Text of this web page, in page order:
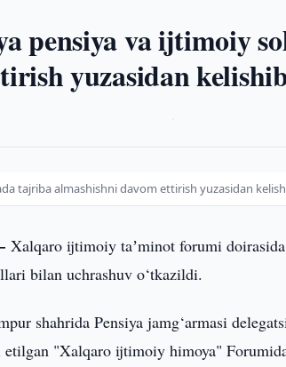
pensiya va ijtimoiy
yuzasidan
tajriba almashishni davom ettirish yuzasidan
Xalqaro ijtimoiy taʼminot forumi
bilan uchrashuv o‘tkazildi.
shahrida Pensiya jamg‘armasi
"Xalqaro ijtimoiy himoya"